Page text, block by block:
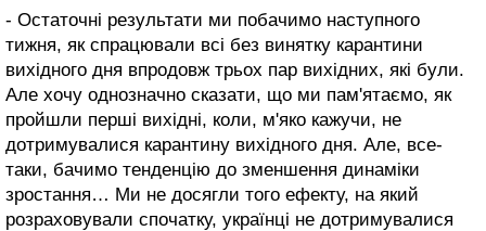
- Остаточні результати ми побачимо наступного
тижня, як спрацювали всі без винятку карантини
вихідного дня впродовж трьох пар вихідних, які були.
Але хочу однозначно сказати, що ми пам'ятаємо, як
пройшли перші вихідні, коли, м'яко кажучи, не
дотримувалися карантину вихідного дня. Але, все-
таки, бачимо тенденцію до зменшення динаміки
зростання… Ми не досягли того ефекту, на який
розраховували спочатку, українці не дотримувалися